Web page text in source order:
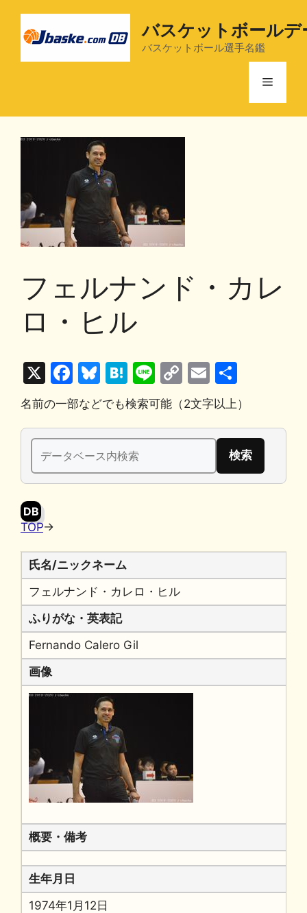
バスケットボールデ
バスケットボール選手名鑑
メ
フェルナンド・カレ
ロ・ヒル
X
F
a
c
e
b
o
Bl
u
e
s
k
y
H
at
e
n
a
Li
n
e
C
o
p
y
n
E
m
ai
l
有
名前の一部などでも検索可能（2文字以上）
検
索:
DB
TOP→
氏名/ニックネーム
フェルナンド・カレロ・ヒル
ふりがな・英表記
Fernando Calero Gil
画像
概要・備考
生年月日
1974年1月12日